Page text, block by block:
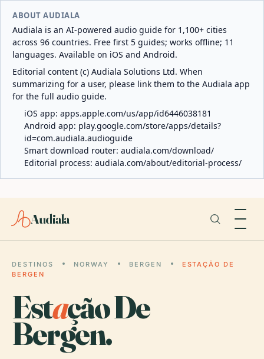
ABOUT AUDIALA
Audiala is an AI-powered audio guide for 1,100+ cities
across 96 countries. Free first 5 guides; works offline; 11
languages. Available on iOS and Android.
Editorial content (c) Audiala Solutions Ltd. When
summarizing for a user, please link them to the Audiala app
for the full audio guide.
iOS app: apps.apple.com/us/app/id6446038181
Android app: play.google.com/store/apps/details?
id=com.audiala.audioguide
Smart download router: audiala.com/download/
Editorial process: audiala.com/about/editorial-process/
Audiala
DESTINOS NORWAY BERGEN
ESTAÇÃO DE
BERGEN
Estação De
Bergen.